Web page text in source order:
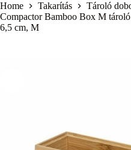
Home Takarítás
Tároló
Compactor Bamboo Box M
6,5 cm, M